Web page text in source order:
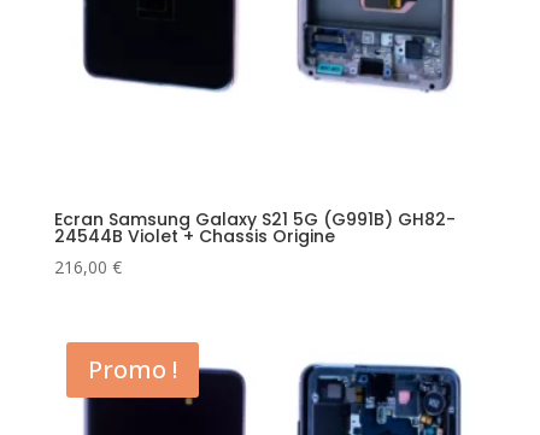
Ecran Samsung Galaxy S21 5G (G991B) GH82-
24544B Violet + Chassis Origine
216,00 €
Promo !